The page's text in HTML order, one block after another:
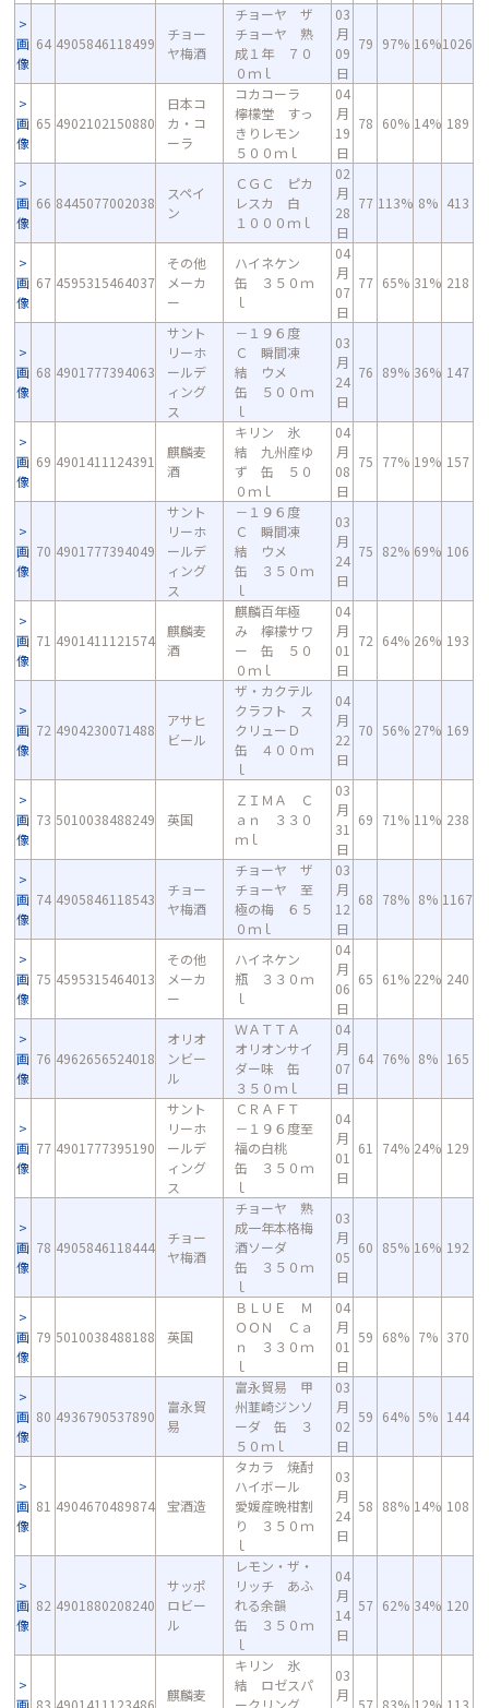
画
像
64 4905846118499
チョー
ヤ梅酒
チョーヤ ザ
チョーヤ 熟
成１年 ７０
０ｍｌ
03
月
09
日
79 97% 16%1026
画
像
65 4902102150880
日本コ
カ・コ
ーラ
コカコーラ
檸檬堂 すっ
きりレモン
５００ｍｌ
04
月
19
日
78 60% 14% 189
画
像
66 8445077002038
スペイ
ン
ＣＧＣ ピカ
レスカ 白
１０００ｍｌ
02
月
28
日
77 113% 8% 413
画
像
67 4595315464037
その他
メーカ
ー
ハイネケン
缶 ３５０ｍ
ｌ
04
月
07
日
77 65% 31% 218
画
像
68 4901777394063
サント
リーホ
ールデ
ィング
ス
－１９６度
Ｃ 瞬間凍
結 ウメ
缶 ５００ｍ
ｌ
03
月
24
日
76 89% 36% 147
画
像
69 4901411124391
麒麟麦
酒
キリン 氷
結 九州産ゆ
ず 缶 ５０
０ｍｌ
04
月
08
日
75 77% 19% 157
画
像
70 4901777394049
サント
リーホ
ールデ
ィング
ス
－１９６度
Ｃ 瞬間凍
結 ウメ
缶 ３５０ｍ
ｌ
03
月
24
日
75 82% 69% 106
画
像
71 4901411121574
麒麟麦
酒
麒麟百年極
み 檸檬サワ
ー 缶 ５０
０ｍｌ
04
月
01
日
72 64% 26% 193
画
像
72 4904230071488
アサヒ
ビール
ザ・カクテル
クラフト ス
クリューＤ
缶 ４００ｍ
ｌ
04
月
22
日
70 56% 27% 169
画
像
73 5010038488249 英国
ＺＩＭＡ Ｃ
ａｎ ３３０
ｍｌ
03
月
31
日
69 71% 11% 238
画
像
74 4905846118543
チョー
ヤ梅酒
チョーヤ ザ
チョーヤ 至
極の梅 ６５
０ｍｌ
03
月
12
日
68 78% 8% 1167
画
像
75 4595315464013
その他
メーカ
ー
ハイネケン
瓶 ３３０ｍ
ｌ
04
月
06
日
65 61% 22% 240
画
像
76 4962656524018
オリオ
ンビー
ル
ＷＡＴＴＡ
オリオンサイ
ダー味 缶
３５０ｍｌ
04
月
07
日
64 76% 8% 165
画
像
77 4901777395190
サント
リーホ
ールデ
ィング
ス
ＣＲＡＦＴ
－１９６度至
福の白桃
缶 ３５０ｍ
ｌ
04
月
01
日
61 74% 24% 129
画
像
78 4905846118444
チョー
ヤ梅酒
チョーヤ 熟
成一年本格梅
酒ソーダ
缶 ３５０ｍ
ｌ
03
月
05
日
60 85% 16% 192
画
像
79 5010038488188 英国
ＢＬＵＥ Ｍ
ＯＯＮ Ｃａ
ｎ ３３０ｍ
ｌ
04
月
01
日
59 68% 7% 370
画
像
80 4936790537890
富永貿
易
富永貿易 甲
州韮崎ジンソ
ーダ 缶 ３
５０ｍｌ
03
月
02
日
59 64% 5% 144
画
像
81 4904670489874 宝酒造
タカラ 焼酎
ハイボール
愛媛産晩柑割
り ３５０ｍ
ｌ
03
月
24
日
58 88% 14% 108
画
像
82 4901880208240
サッポ
ロビー
ル
レモン・ザ・
リッチ あふ
れる余韻
缶 ３５０ｍ
ｌ
04
月
14
日
57 62% 34% 120
画 83 4901411123486
麒麟麦
キリン 氷
結 ロゼスパ
ークリング
03
月
57 83% 12% 113